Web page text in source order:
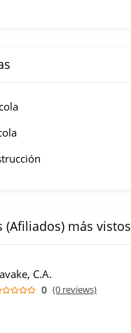
(Afiliados) más vistos
C.A.
0 (0 reviews)